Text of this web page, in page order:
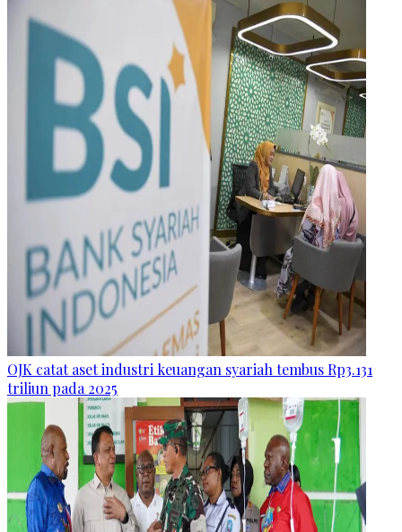
OJK catat aset industri keuangan syariah tembus Rp3.131
triliun pada 2025